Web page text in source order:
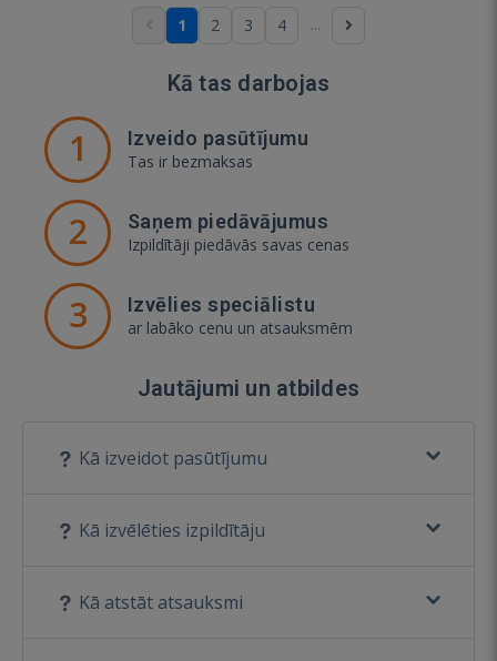
1 2 3 4 ...
Kā tas darbojas
1 Izveido pasūtījumu
Tas ir bezmaksas
2 Saņem piedāvājumus
Izpildītāji piedāvās savas cenas
3 Izvēlies speciālistu
ar labāko cenu un atsauksmēm
Jautājumi un atbildes
Kā izveidot pasūtījumu
Kā izvēlēties izpildītāju
Kā atstāt atsauksmi